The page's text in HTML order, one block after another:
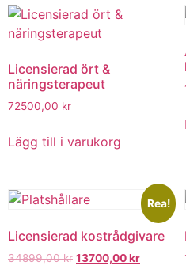
Licensierad ört &
näringsterapeut
72500,00 kr
Lägg till i varukorg
Rea!
Licensierad kostrådgivare
34899,00kr 13700,00kr